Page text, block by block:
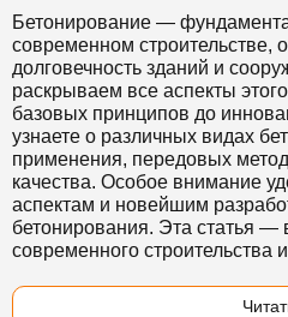
Бетонирование —
современном строительстве,
долговечность зданий и
раскрываем все аспекты
базовых принципов до
узнаете о различных видах
применения, передовых
качества. Особое внимание
аспектам и новейшим
бетонирования. Эта статья
современного строительства